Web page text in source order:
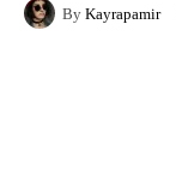
By Kayrapamir